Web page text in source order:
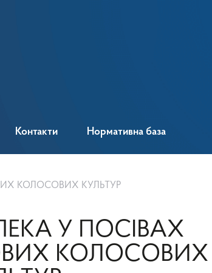
Контакти Нормативна база
КОЛОСОВИХ КУЛЬТУР
У ПОСІВАХ
КОЛОСОВИХ